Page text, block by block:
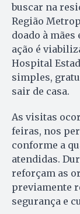
buscar na
Região
doado à
ação é
Hospital
simples,
sair de casa.
As visitas
feiras, nos
conforme a
atendidas.
reforçam as
previamente
segurança e